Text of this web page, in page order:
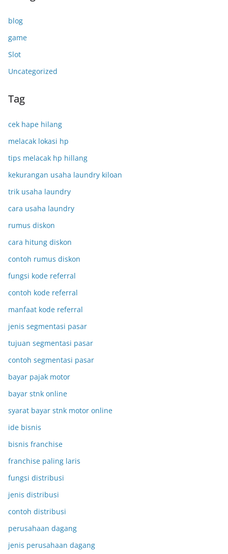
blog
game
Slot
Uncategorized
Tag
cek hape hilang
melacak lokasi hp
tips melacak hp hillang
kekurangan usaha laundry kiloan
trik usaha laundry
cara usaha laundry
rumus diskon
cara hitung diskon
contoh rumus diskon
fungsi kode referral
contoh kode referral
manfaat kode referral
jenis segmentasi pasar
tujuan segmentasi pasar
contoh segmentasi pasar
bayar pajak motor
bayar stnk online
syarat bayar stnk motor online
ide bisnis
bisnis franchise
franchise paling laris
fungsi distribusi
jenis distribusi
contoh distribusi
perusahaan dagang
jenis perusahaan dagang